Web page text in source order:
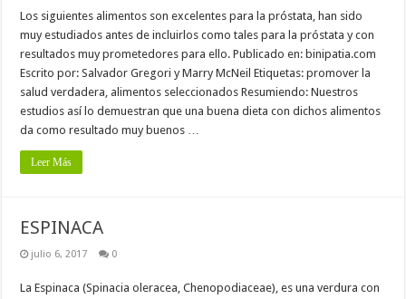
Los siguientes alimentos son excelentes para la próstata, han sido
muy estudiados antes de incluirlos como tales para la próstata y con
resultados muy prometedores para ello. Publicado en: binipatia.com
Escrito por: Salvador Gregori y Marry McNeil Etiquetas: promover la
salud verdadera, alimentos seleccionados Resumiendo: Nuestros
estudios así lo demuestran que una buena dieta con dichos alimentos
da como resultado muy buenos …
Leer Más
ESPINACA
julio 6, 2017 0
La Espinaca (Spinacia oleracea, Chenopodiaceae), es una verdura con